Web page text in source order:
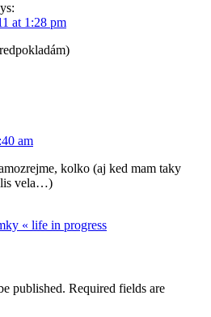
at 1:28 pm
am
kolko (aj ked mam taky
vela…)
« life in progress
published. Required fields are